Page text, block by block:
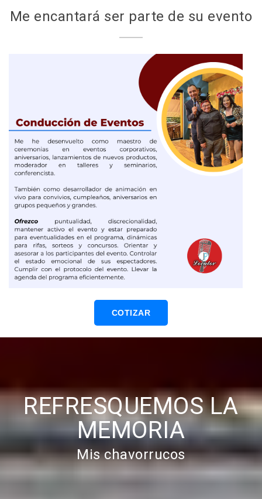
Me encantará ser parte de su evento
COTIZAR
REFRESQUEMOS LA
MEMORIA
Mis chavorrucos